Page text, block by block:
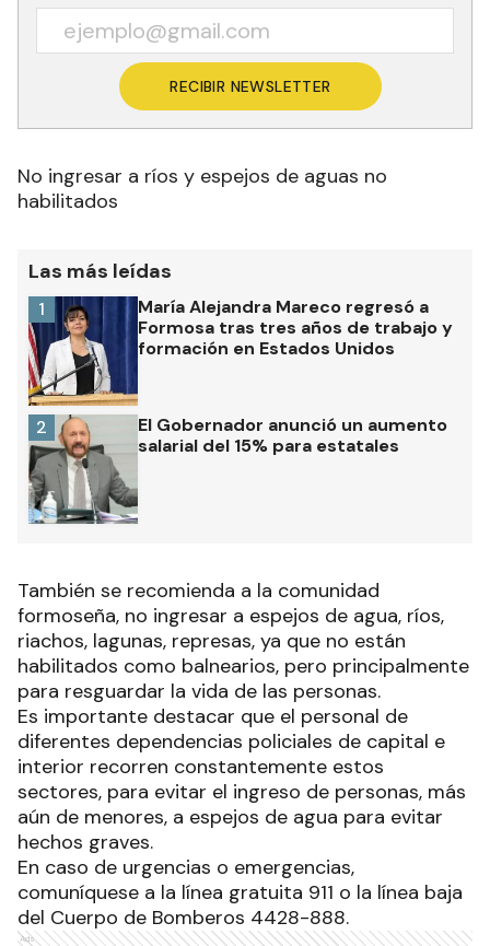
RECIBIR NEWSLETTER
No ingresar a ríos y espejos de aguas no
habilitados
Las más leídas
María Alejandra Mareco regresó a
Formosa tras tres años de trabajo y
formación en Estados Unidos
1
El Gobernador anunció un aumento
salarial del 15% para estatales
2
También se recomienda a la comunidad
formoseña, no ingresar a espejos de agua, ríos,
riachos, lagunas, represas, ya que no están
habilitados como balnearios, pero principalmente
para resguardar la vida de las personas.
Es importante destacar que el personal de
diferentes dependencias policiales de capital e
interior recorren constantemente estos
sectores, para evitar el ingreso de personas, más
aún de menores, a espejos de agua para evitar
hechos graves.
En caso de urgencias o emergencias,
comuníquese a la línea gratuita 911 o la línea baja
del Cuerpo de Bomberos 4428-888.
Ads